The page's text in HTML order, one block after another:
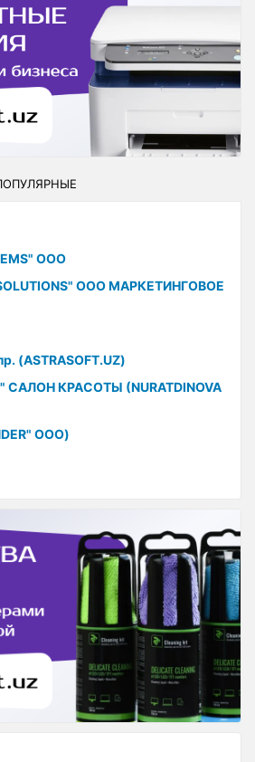
ООО
ООО МАРКЕТИНГОВОЕ
(ASTRASOFT.UZ)
САЛОН КРАСОТЫ (NURATDINOVA
ООО)